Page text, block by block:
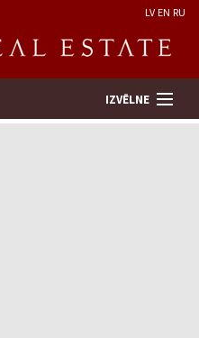
LV EN RU
IZVĒLNE